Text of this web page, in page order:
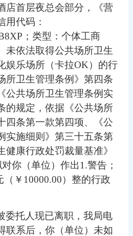
店首层夜总会部分 ，
《营
用代码：
； 类型：个体工商
未依法取得公共场所卫生
娱乐场所（卡拉OK）的行
所卫生管理条例》 第四条
公共场所卫生管理条例实
的规定，依据《公共场所
四条第一款第四项、《公
实施细则》第三十五条第
健康行政处罚裁量基准》
对你（单位）作出1 .警告；
（￥ 10000.00）整的行政
委托人现已离职， 我局电
联系后，你（单位）未如